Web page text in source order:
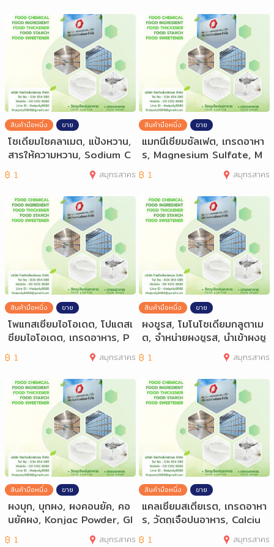
สินค้ามือหนึ่ง ขาย
โซเดียมไซคลาเมต, แป้งหวาน,
สารให้ความหวาน, Sodium C
yclamate,
฿ 1 สมุทรสาคร
สินค้ามือหนึ่ง ขาย
แมกนีเซียมซัลเฟต, เกรดอาหา
ร, Magnesium Sulfate, M
agnesium Su
฿ 1 สมุทรสาคร
สินค้ามือหนึ่ง ขาย
โพแทสเซียมไอโอเดต, โปแตสเ
ซียมไอโอเดต, เกรดอาหาร, P
otassium I
฿ 1 สมุทรสาคร
สินค้ามือหนึ่ง ขาย
ผงชูรส, โมโนโซเดียมกลูตาเม
ต, จำหน่ายผงชูรส, นำเข้าผงชู
รส, Mo
฿ 1 สมุทรสาคร
สินค้ามือหนึ่ง ขาย
ผงบุก, บุกผง, ผงคอนยัค, คอ
นยัคผง, Konjac Powder, Gl
ucomannan
฿ 1 สมุทรสาคร
สินค้ามือหนึ่ง ขาย
แคลเซียมสเตียเรต, เกรดอาหา
ร, วัตถุเจือปนอาหาร, Calciu
m Stear
฿ 1 สมุทรสาคร